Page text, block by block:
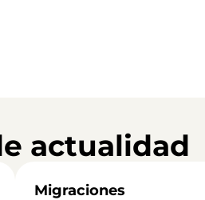
actualidad
Migraciones